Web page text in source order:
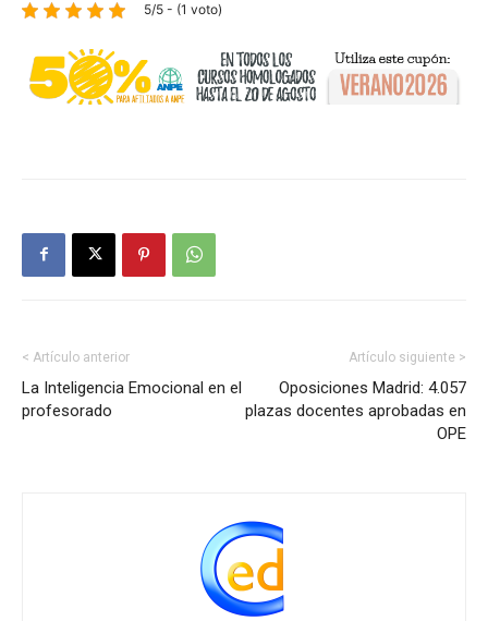
5/5 - (1 voto)
< Artículo anterior
La Inteligencia Emocional en el
profesorado
Artículo siguiente >
Oposiciones Madrid: 4.057
plazas docentes aprobadas en
OPE